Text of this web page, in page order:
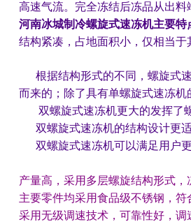
高速气流。完全冻结后冻品从出料
河南冰城制冷螺旋式速冻机主要特
结构紧凑，占地面积小，仅相当
根据结构形式的不同，螺旋式速
而来的；除了具有单螺旋式速冻机
双螺旋式速冻机更大的发挥了
双螺旋式速冻机的结构设计更适
双螺旋式速冻机可以满足用户更
产量高，采用多层螺旋结构形式，
主要零件均采用食品级不锈钢，符
采用无级调速技术，可靠性好，调